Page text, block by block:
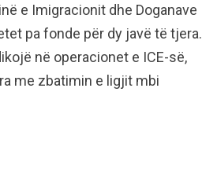
e Imigracionit dhe Doganave
pa fonde për dy javë të tjera.
në operacionet e ICE-së,
me zbatimin e ligjit mbi